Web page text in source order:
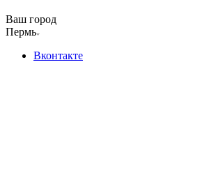
Ваш город
Пермь
Вконтакте